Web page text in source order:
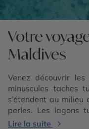
Votre
Maldives
Venez découvrir
minuscules taches
s’étendent au milieu
perles. Les lagons
tièdes, les plages
Lire la suite